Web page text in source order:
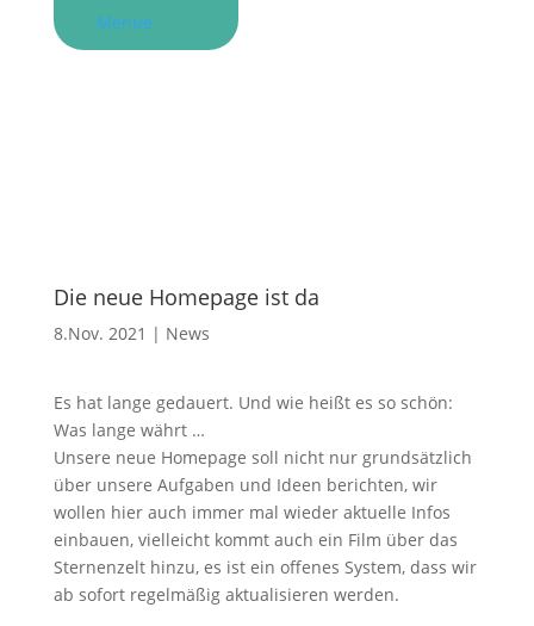
Menue
Die neue Homepage ist da
8.Nov. 2021 | News
Es hat lange gedauert. Und wie heißt es so schön:
Was lange währt …
Unsere neue Homepage soll nicht nur grundsätzlich
über unsere Aufgaben und Ideen berichten, wir
wollen hier auch immer mal wieder aktuelle Infos
einbauen, vielleicht kommt auch ein Film über das
Sternenzelt hinzu, es ist ein offenes System, dass wir
ab sofort regelmäßig aktualisieren werden.